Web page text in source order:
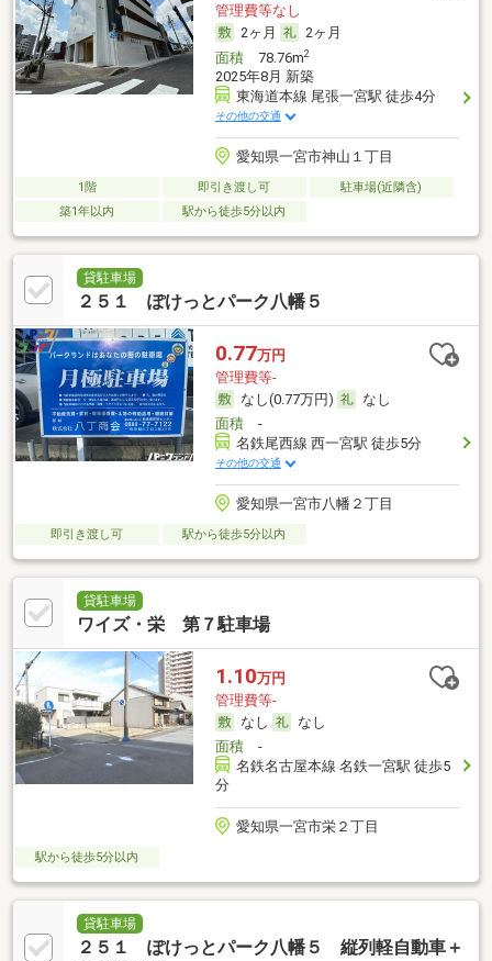
管理費等なし
2ヶ月
2ヶ月
面積78.76m2
2025年8月 新築
東海道本線 尾張一宮駅 徒歩4分
その他の交通
愛知県一宮市神山１丁目
1階 即引き渡し可
駐車場(近隣含)
築1年以内
駅から徒歩5分以内
貸駐車場
２５１ ぽけっとパーク八幡５
0.77万円
管理費等-
なし(0.77万円)
なし
面積-
名鉄尾西線 西一宮駅 徒歩5分
その他の交通
愛知県一宮市八幡２丁目
即引き渡し可 駅から徒歩5分以内
貸駐車場
ワイズ・栄 第７駐車場
1.10万円
管理費等-
なし
なし
面積-
名鉄名古屋本線 名鉄一宮駅 徒歩5
分
愛知県一宮市栄２丁目
駅から徒歩5分以内
貸駐車場
２５１ ぽけっとパーク八幡５ 縦列軽自動車＋